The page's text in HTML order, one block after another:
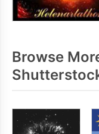
Browse